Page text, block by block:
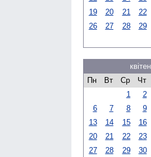
19
20 21 22
26
27 28 29
Пн
Вт Ср Чт
1
2
6
7 8 9
13
14 15 16
20
21 22 23
27
28 29 30